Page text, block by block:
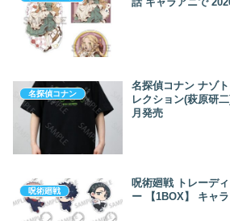
名探偵コナン
名探偵コナン ナゾ
レクション(萩原研
月発売
呪術廻戦
呪術廻戦 トレーデ
ー 【1BOX】 キャ